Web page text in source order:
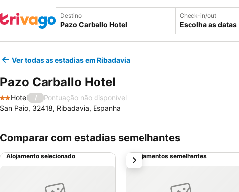
Destino Check-in/out
Escolha as datas
Ver todas as estadias em Ribadavia
Pazo Carballo Hotel
2 Estrelas
Hotel /
Pontuação não disponível
San Paio, 32418, Ribadavia, Espanha
Comparar com estadias semelhantes
Alojamento selecionado Alojamentos semelhantes
próximo